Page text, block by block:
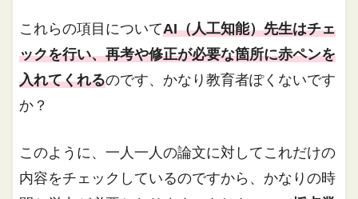
これらの項目についてAI（人工知能）先生はチェ
ックを行い、再考や修正が必要な箇所に赤ペンを
入れてくれるのです、かなり教育者ぽくないです
か？
このように、一人一人の論文に対してこれだけの
内容をチェックしているのですから、かなりの時